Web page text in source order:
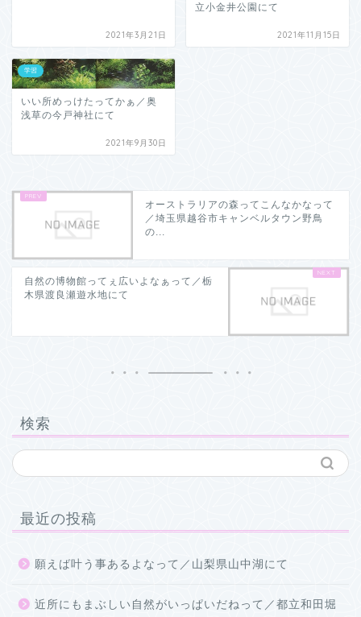
2021年3月21日
立小金井公園にて
2021年11月15日
学習
いい所めっけたってかぁ／奥
浅草の今戸神社にて
2021年9月30日
オーストラリアの森ってこんなかなって
／埼玉県越谷市キャンベルタウン野鳥
の...
自然の博物館ってぇ広いよなぁって／栃
木県渡良瀬遊水地にて
検索
最近の投稿
願えば叶う事あるよなって／山梨県山中湖にて
近所にもまぶしい自然がいっぱいだねって／都立和田堀